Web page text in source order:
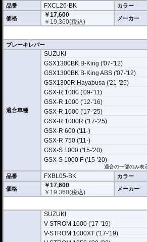
品番 FXCL26-BK カラー
価格
￥17,600
￥ 19,360(税込) メーカー
ブレーキレバー
適合車種
SUZUKI
GSX1300BK B-King ('07-'12)
GSX1300BK B-King ABS ('07-'12)
GSX1300R Hayabusa ('21-'25)
GSX-R 1000 ('09-'11)
GSX-R 1000 ('12-'16)
GSX-R 1000 ('17-'25)
GSX-R 1000R ('17-'25)
GSX-R 600 ('11-)
GSX-R 750 ('11-)
GSX-S 1000 ('15-'20)
GSX-S 1000 F ('15-'20)
適合の一部のみ表
品番 FXBL05-BK カラー
価格
￥17,600
￥ 19,360(税込) メーカー
SUZUKI
V-STROM 1000 ('17-'19)
V-STROM 1000XT ('17-'19)